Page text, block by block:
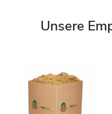
Unsere